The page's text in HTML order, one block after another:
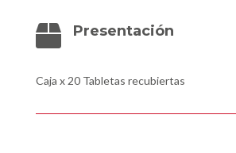
 Presentación
Caja x 20 Tabletas recubiertas